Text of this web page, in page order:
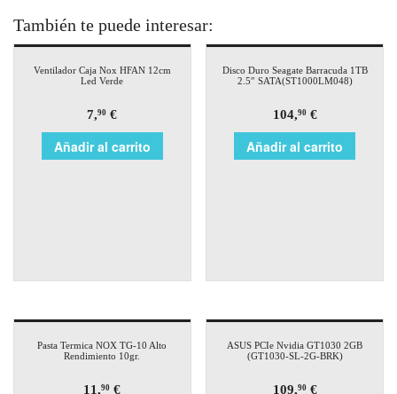
También te puede interesar:
Ventilador Caja Nox HFAN 12cm
Led Verde
7,90 €
Añadir al carrito
Disco Duro Seagate Barracuda 1TB
2.5″ SATA(ST1000LM048)
104,90€
Añadir al carrito
Pasta Termica NOX TG-10 Alto
Rendimiento 10gr.
11,90 €
ASUS PCIe Nvidia GT1030 2GB
(GT1030-SL-2G-BRK)
109,90€